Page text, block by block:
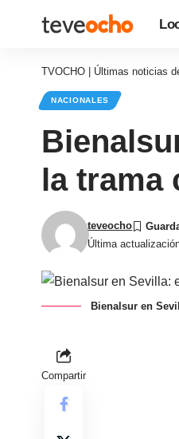
TVOCHO | Últimas noticias
NACIONALES
la trama
Última
teveocho
Bienalsur en
Compartir